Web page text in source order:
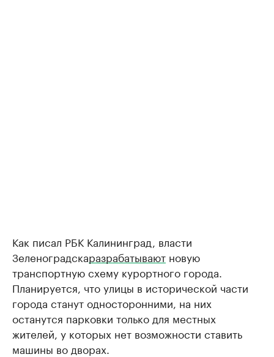
Как писал РБК Калининград, власти
Зеленоградскаразрабатывают новую
транспортную схему курортного города.
Планируется, что улицы в исторической части
города станут односторонними, на них
останутся парковки только для местных
жителей, у которых нет возможности ставить
машины во дворах.